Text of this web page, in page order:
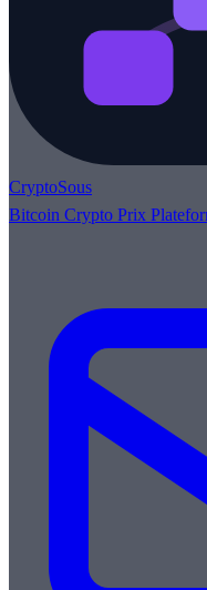
CryptoSous
Bitcoin Crypto Prix